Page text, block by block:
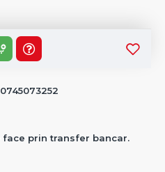
prin transfer bancar.